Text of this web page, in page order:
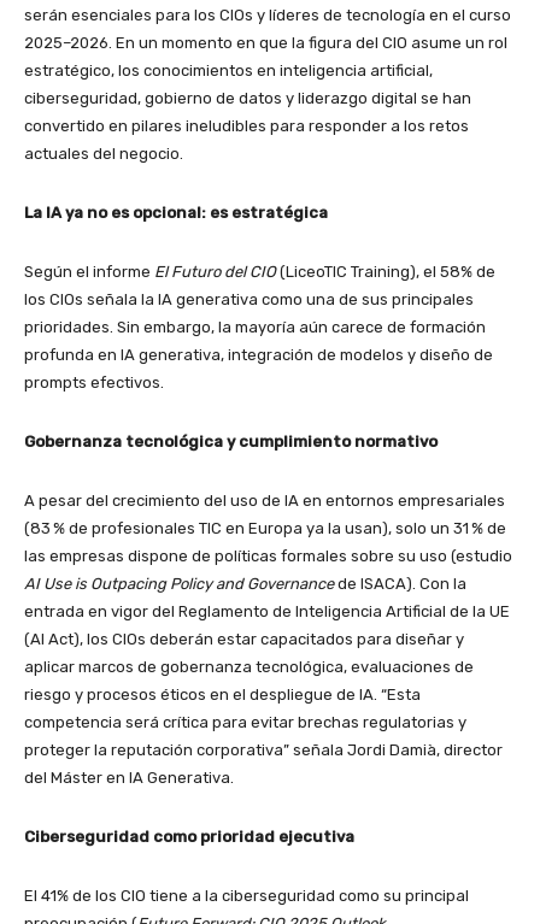
serán esenciales para los CIOs y líderes de tecnología en el curso
2025–2026. En un momento en que la figura del CIO asume un rol
estratégico, los conocimientos en inteligencia artificial,
ciberseguridad, gobierno de datos y liderazgo digital se han
convertido en pilares ineludibles para responder a los retos
actuales del negocio.
La IA ya no es opcional: es estratégica
Según el informe El Futuro del CIO(LiceoTIC Training), el 58% de
los CIOs señala la IA generativa como una de sus principales
prioridades. Sin embargo, la mayoría aún carece de formación
profunda en IA generativa, integración de modelos y diseño de
prompts efectivos.
Gobernanza tecnológica y cumplimiento normativo
A pesar del crecimiento del uso de IA en entornos empresariales
(83 % de profesionales TIC en Europa ya la usan), solo un 31 % de
las empresas dispone de políticas formales sobre su uso (estudio
AI Use is Outpacing Policy and Governancede ISACA). Con la
entrada en vigor del Reglamento de Inteligencia Artificial de la UE
(AI Act), los CIOs deberán estar capacitados para diseñar y
aplicar marcos de gobernanza tecnológica, evaluaciones de
riesgo y procesos éticos en el despliegue de IA. “Esta
competencia será crítica para evitar brechas regulatorias y
proteger la reputación corporativa” señala Jordi Damià, director
del Máster en IA Generativa.
Ciberseguridad como prioridad ejecutiva
El 41% de los CIO tiene a la ciberseguridad como su principal